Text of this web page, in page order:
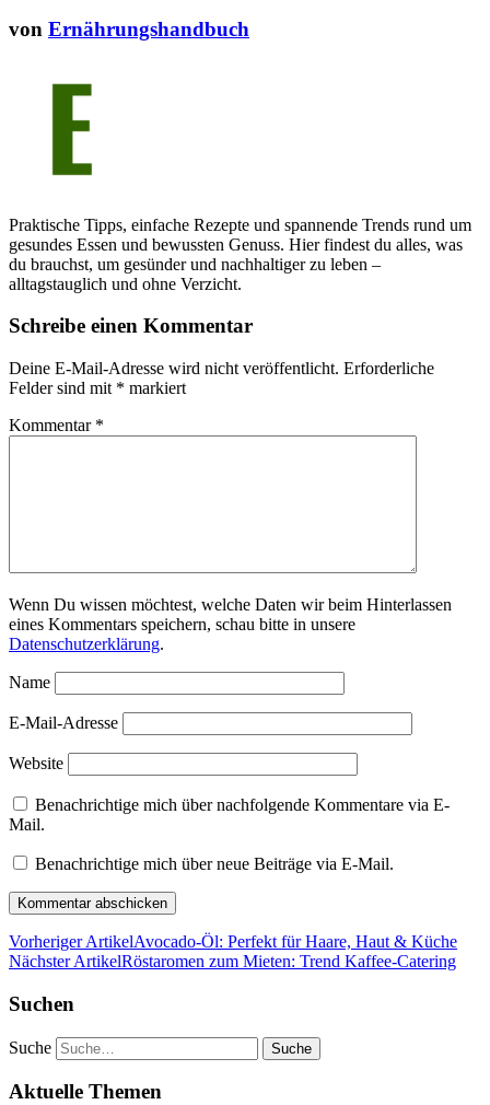
von Ernährungshandbuch
Praktische Tipps, einfache Rezepte und spannende Trends rund um
gesundes Essen und bewussten Genuss. Hier findest du alles, was
du brauchst, um gesünder und nachhaltiger zu leben –
alltagstauglich und ohne Verzicht.
Schreibe einen Kommentar
Deine E-Mail-Adresse wird nicht veröffentlicht. Erforderliche
Felder sind mit * markiert
Kommentar *
Wenn Du wissen möchtest, welche Daten wir beim Hinterlassen
eines Kommentars speichern, schau bitte in unsere
Datenschutzerklärung.
Name
E-Mail-Adresse
Website
Benachrichtige mich über nachfolgende Kommentare via E-
Mail.
Benachrichtige mich über neue Beiträge via E-Mail.
Vorheriger ArtikelAvocado-Öl: Perfekt für Haare, Haut & Küche
Nächster ArtikelRöstaromen zum Mieten: Trend Kaffee-Catering
Suchen
Suche
Aktuelle Themen